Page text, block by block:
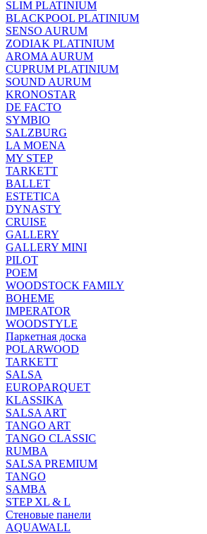
SLIM PLATINIUM
BLACKPOOL PLATINIUM
SENSO AURUM
ZODIAK PLATINIUM
AROMA AURUM
CUPRUM PLATINIUM
SOUND AURUM
KRONOSTAR
DE FACTO
SYMBIO
SALZBURG
LA MOENA
MY STEP
TARKETT
BALLET
ESTETICA
DYNASTY
CRUISE
GALLERY
GALLERY MINI
PILOT
POEM
WOODSTOCK FAMILY
BOHEME
IMPERATOR
WOODSTYLE
Паркетная доска
POLARWOOD
TARKETT
SALSA
EUROPARQUET
KLASSIKA
SALSA ART
TANGO ART
TANGO CLASSIC
RUMBA
SALSA PREMIUM
TANGO
SAMBA
STEP XL & L
Стеновые панели
AQUAWALL